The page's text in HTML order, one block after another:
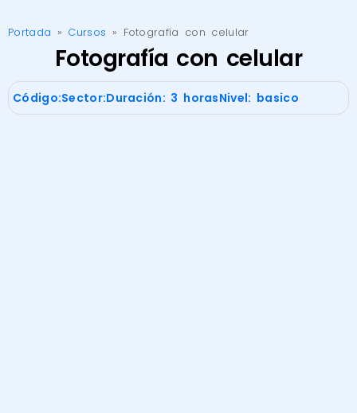
Portada » Cursos » Fotografía con celular
Fotografía con celular
Código:Sector:Duración: 3 horasNivel: basico